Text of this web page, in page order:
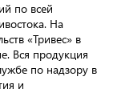
по всей
На
«Тривес» в
Вся продукция
по надзору в
и